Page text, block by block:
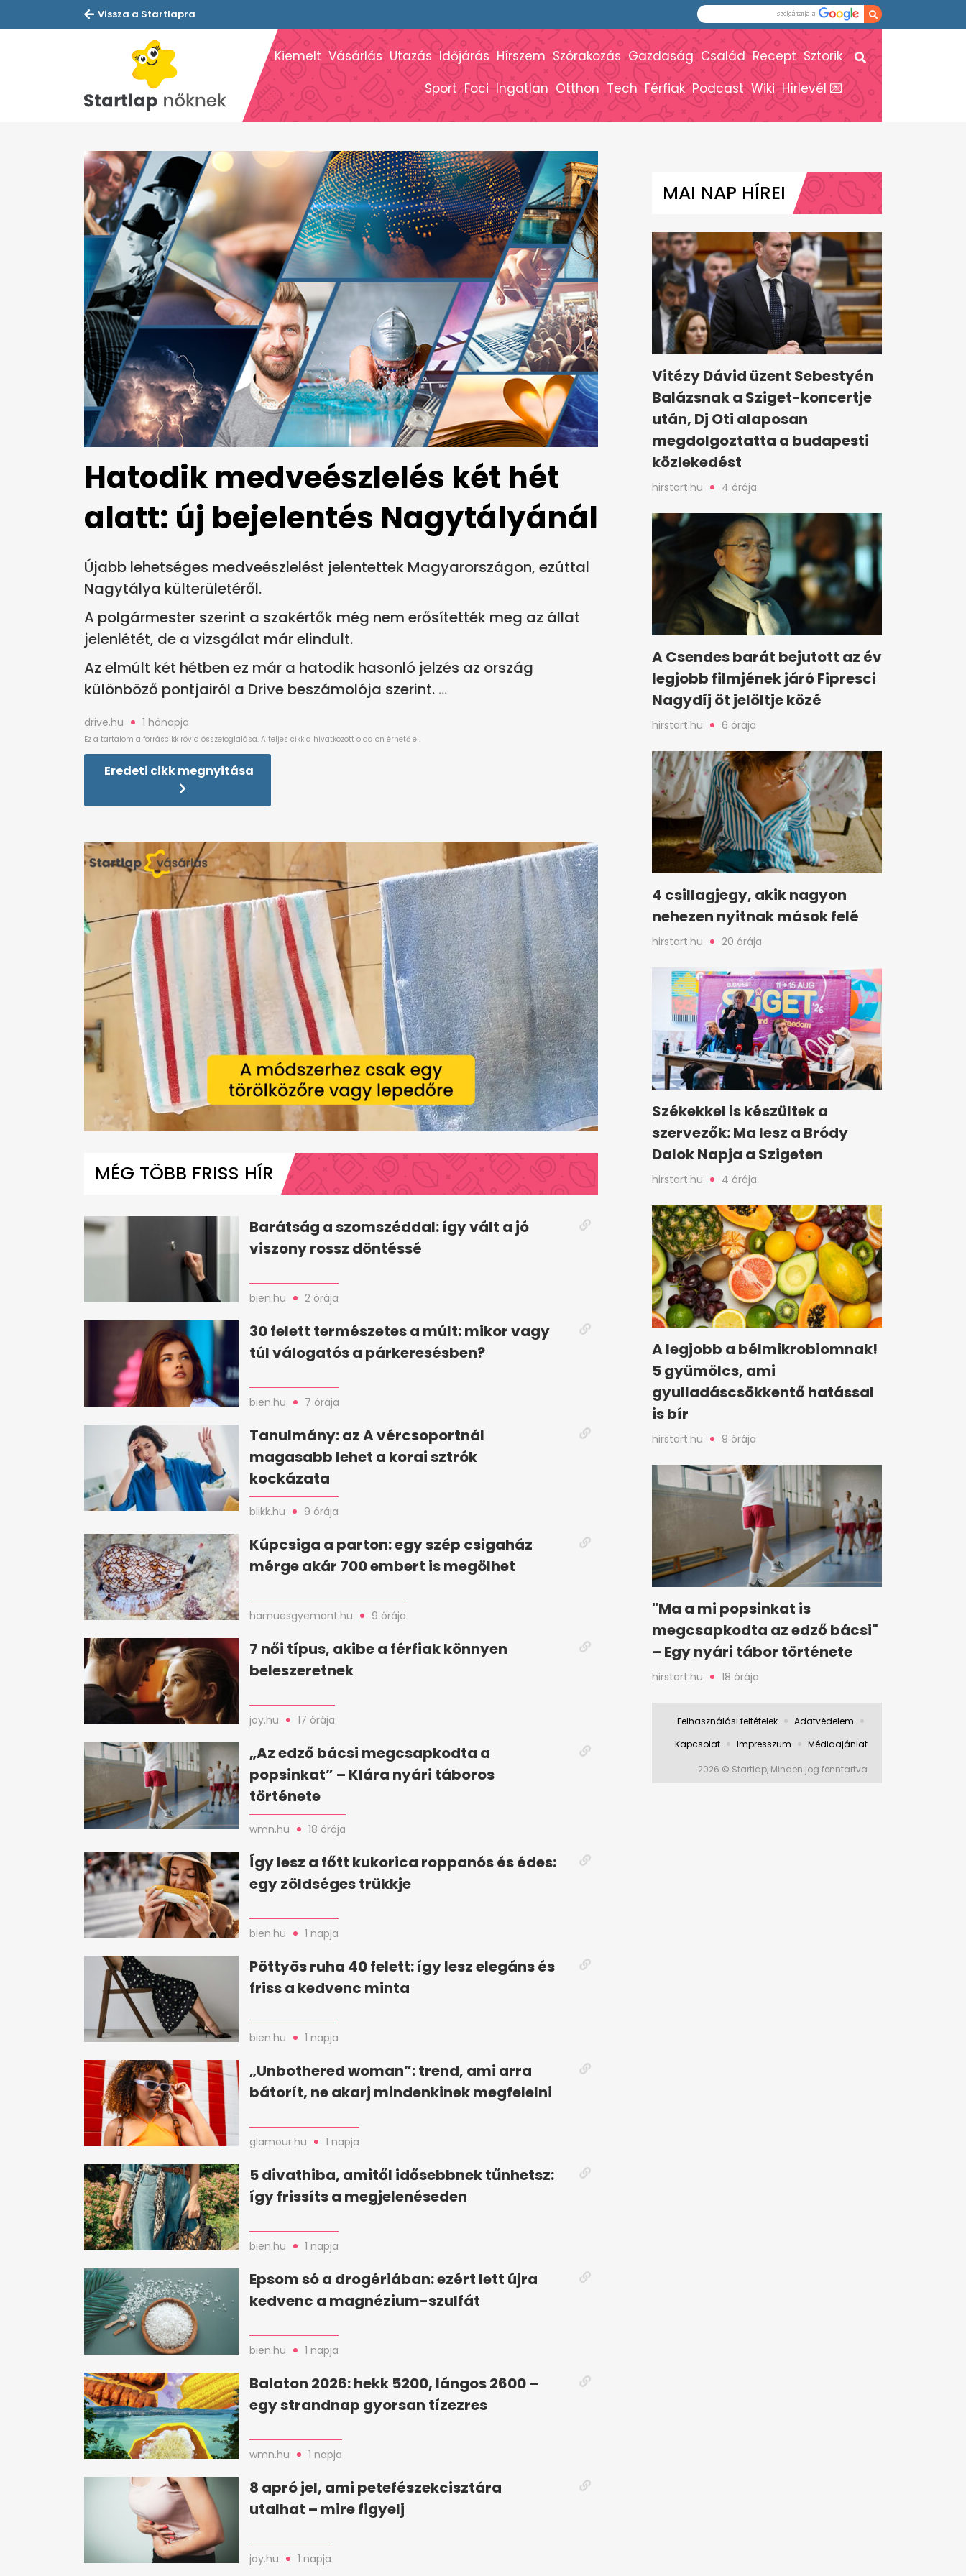
Vissza a Startlapra
Kiemelt Vásárlás Utazás Időjárás Hírszem Szórakozás Gazdaság Család Recept Sztorik
Sport Foci Ingatlan Otthon Tech Férfiak Podcast Wiki Hírlevél 💌
Hatodik medveészlelés két hét
alatt: új bejelentés Nagytályánál
Újabb lehetséges medveészlelést jelentettek Magyarországon, ezúttal
Nagytálya külterületéről.
A polgármester szerint a szakértők még nem erősítették meg az állat
jelenlétét, de a vizsgálat már elindult.
Az elmúlt két hétben ez már a hatodik hasonló jelzés az ország
különböző pontjairól a Drive beszámolója szerint.
drive.hu 1 hónapja
Eredeti cikk megnyitása
minute,
0%
MÉG TÖBB FRISS HÍR
Barátság a szomszéddal: így vált a jó
viszony rossz döntéssé
bien.hu 2 órája
30 felett természetes a múlt: mikor vagy
túl válogatós a párkeresésben?
bien.hu 7 órája
Tanulmány: az A vércsoportnál
magasabb lehet a korai sztrók
kockázata
blikk.hu 9 órája
Kúpcsiga a parton: egy szép csigaház
mérge akár 700 embert is megölhet
hamuesgyemant.hu 9 órája
7 női típus, akibe a férfiak könnyen
beleszeretnek
joy.hu 17 órája
„Az edző bácsi megcsapkodta a
popsinkat” – Klára nyári táboros
története
wmn.hu 18 órája
Így lesz a főtt kukorica roppanós és édes:
egy zöldséges trükkje
bien.hu 1 napja
Pöttyös ruha 40 felett: így lesz elegáns és
friss a kedvenc minta
bien.hu 1 napja
„Unbothered woman”: trend, ami arra
bátorít, ne akarj mindenkinek megfelelni
glamour.hu 1 napja
5 divathiba, amitől idősebbnek tűnhetsz:
így frissíts a megjelenéseden
bien.hu 1 napja
Epsom só a drogériában: ezért lett újra
kedvenc a magnézium-szulfát
bien.hu 1 napja
Balaton 2026: hekk 5200, lángos 2600 –
egy strandnap gyorsan tízezres
wmn.hu 1 napja
8 apró jel, ami petefészekcisztára
utalhat – mire figyelj
joy.hu 1 napja
MAI NAP HÍREI
Vitézy Dávid üzent Sebestyén
Balázsnak a Sziget-koncertje
után, Dj Oti alaposan
megdolgoztatta a budapesti
közlekedést
hirstart.hu 4 órája
A Csendes barát bejutott az év
legjobb filmjének járó Fipresci
Nagydíj öt jelöltje közé
hirstart.hu 6 órája
4 csillagjegy, akik nagyon
nehezen nyitnak mások felé
hirstart.hu 20 órája
Székekkel is készültek a
szervezők: Ma lesz a Bródy
Dalok Napja a Szigeten
hirstart.hu 4 órája
A legjobb a bélmikrobiomnak!
5 gyümölcs, ami
gyulladáscsökkentő hatással
is bír
hirstart.hu 9 órája
"Ma a mi popsinkat is
megcsapkodta az edző bácsi"
– Egy nyári tábor története
hirstart.hu 18 órája
Felhasználási feltételek
Adatvédelem
Kapcsolat
Impresszum Médiaajánlat
2026 © Startlap, Minden jog fenntartva